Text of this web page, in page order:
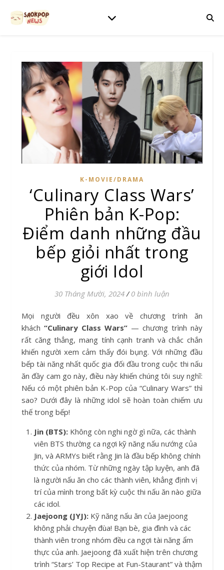
K-MOVIE/DRAMA
‘Culinary Class Wars’
Phiên bản K-Pop:
Điểm danh những đầu
bếp giỏi nhất trong
giới Idol
30 Tháng Mười, 2024 / 0 bình luận
Mọi người đều xôn xao về chương trình ăn
khách “Culinary Class Wars” — chương trình này
rất căng thẳng, mang tính cạnh tranh và chắc chắn
khiến người xem cảm thấy đói bụng. Với những đầu
bếp tài năng nhất quốc gia đối đầu trong cuộc thi nấu
ăn đầy cam go này, điều này khiến chúng tôi suy nghĩ:
Nếu có một phiên bản K-Pop của “Culinary Wars” thì
sao? Dưới đây là những idol sẽ hoàn toàn chiếm ưu
thế trong bếp!
Jin (BTS): Không còn nghi ngờ gì nữa, các thành
viên BTS thường ca ngợi kỹ năng nấu nướng của
Jin, và ARMYs biết rằng Jin là đầu bếp không chính
thức của nhóm. Từ những ngày tập luyện, anh đã
là người nấu ăn cho các thành viên, khẳng định vị
trí của mình trong bất kỳ cuộc thi nấu ăn nào giữa
các idol.
Jaejoong (JYJ): Kỹ năng nấu ăn của Jaejoong
không phải chuyện đùa! Bạn bè, gia đình và các
thành viên trong nhóm đều ca ngợi tài năng ẩm
thực của anh. Jaejoong đã xuất hiện trên chương
trình “Stars’ Top Recipe at Fun-Staurant” và thậm